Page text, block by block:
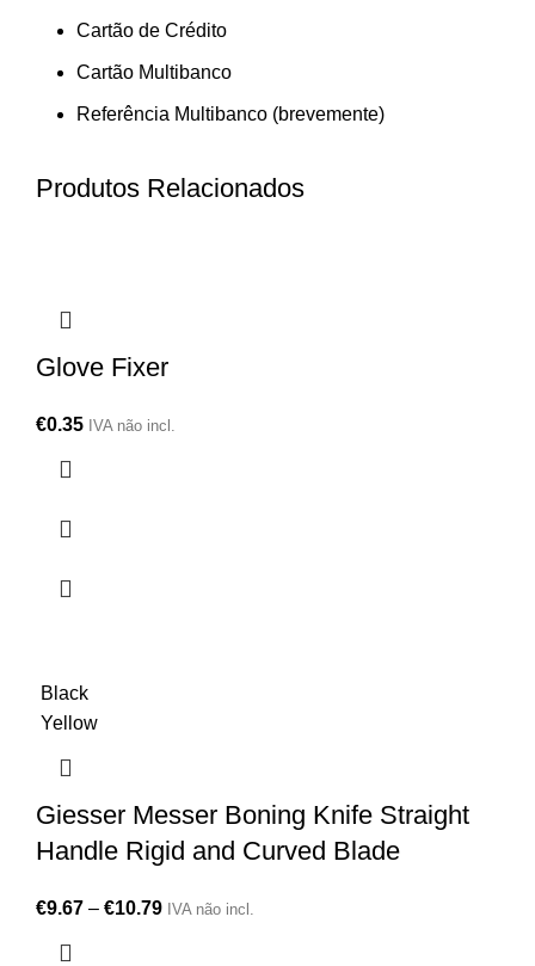
Cartão de Crédito
Cartão Multibanco
Referência Multibanco (brevemente)
Produtos Relacionados
Glove Fixer
€0.35 IVA não incl.
Black
Yellow
Giesser Messer Boning Knife Straight
Handle Rigid and Curved Blade
€9.67 – €10.79 IVA não incl.